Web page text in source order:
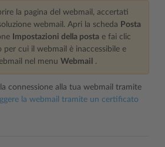
la pagina del webmail, accertati
webmail. Apri la scheda Posta
Impostazioni della posta e fai clic
per cui il webmail è inaccessibile e
nel menu Webmail .
connessione alla tua webmail tramite
la webmail tramite un certificato